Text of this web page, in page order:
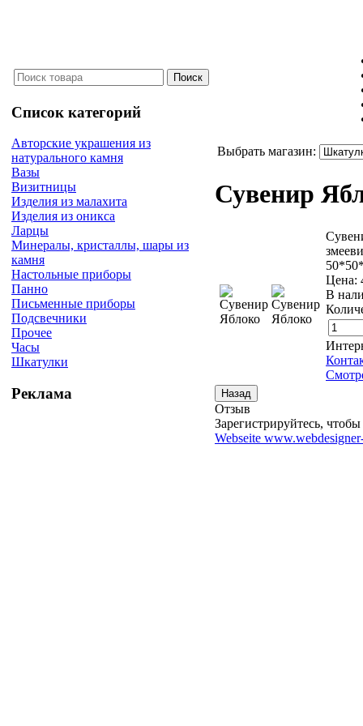
Список категорий
Авторские украшения из
натурального камня
Вазы
Визитницы
Изделия из малахита
Изделия из оникса
Ларцы
Минералы, кристаллы, шары из
камня
Настольные приборы
Панно
Письменные приборы
Подсвечники
Прочее
Часы
Шкатулки
Реклама
Выбрать магазин:
Сувенир
Цена:
В
Отзыв
Зарегистрируйтесь, чтобы
Webseite